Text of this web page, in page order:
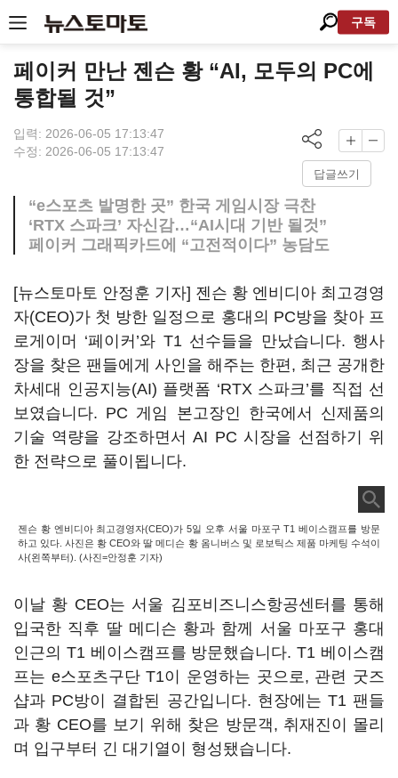
구독
페이커 만난 젠슨 황 “AI, 모두의 PC에
통합될 것”
입력: 2026-06-05 17:13:47
수정: 2026-06-05 17:13:47
답글쓰기
“e스포츠 발명한 곳” 한국 게임시장 극찬
‘RTX 스파크’ 자신감…“AI시대 기반 될것”
페이커 그래픽카드에 “고전적이다” 농담도
[뉴스토마토 안정훈 기자] 젠슨 황 엔비디아 최고경영
자(CEO)가 첫 방한 일정으로 홍대의 PC방을 찾아 프
로게이머 ‘페이커’와 T1 선수들을 만났습니다. 행사
장을 찾은 팬들에게 사인을 해주는 한편, 최근 공개한
차세대 인공지능(AI) 플랫폼 ‘RTX 스파크’를 직접 선
보였습니다. PC 게임 본고장인 한국에서 신제품의
기술 역량을 강조하면서 AI PC 시장을 선점하기 위
한 전략으로 풀이됩니다.
젠슨 황 엔비디아 최고경영자(CEO)가 5일 오후 서울 마포구 T1 베이스캠프를 방문
하고 있다. 사진은 황 CEO와 딸 메디슨 황 옴니버스 및 로보틱스 제품 마케팅 수석이
사(왼쪽부터). (사진=안정훈 기자)
이날 황 CEO는 서울 김포비즈니스항공센터를 통해
입국한 직후 딸 메디슨 황과 함께 서울 마포구 홍대
인근의 T1 베이스캠프를 방문했습니다. T1 베이스캠
프는 e스포츠구단 T1이 운영하는 곳으로, 관련 굿즈
샵과 PC방이 결합된 공간입니다. 현장에는 T1 팬들
과 황 CEO를 보기 위해 찾은 방문객, 취재진이 몰리
며 입구부터 긴 대기열이 형성됐습니다.